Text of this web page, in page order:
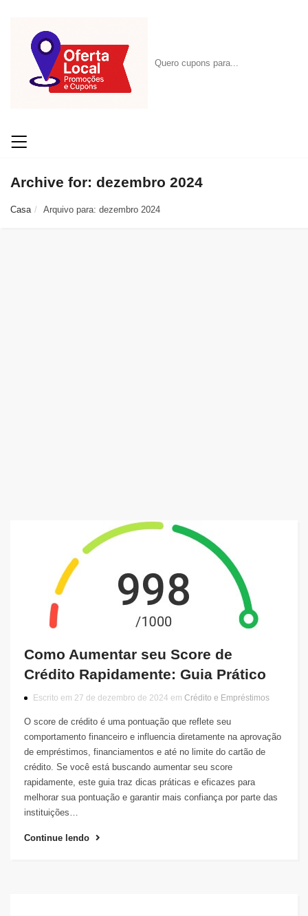
Archive for: dezembro 2024
Casa Arquivo para: dezembro 2024
Como Aumentar seu Score de
Crédito Rapidamente: Guia Prático
Escrito em 27 de dezembro de 2024 em Crédito e Empréstimos
O score de crédito é uma pontuação que reflete seu
comportamento financeiro e influencia diretamente na aprovação
de empréstimos, financiamentos e até no limite do cartão de
crédito. Se você está buscando aumentar seu score
rapidamente, este guia traz dicas práticas e eficazes para
melhorar sua pontuação e garantir mais confiança por parte das
instituições…
Continue lendo